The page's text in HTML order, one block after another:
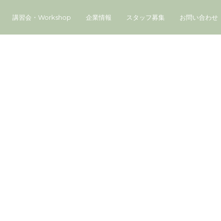
講習会・Workshop 企業情報 スタッフ募集 お問い合わせ